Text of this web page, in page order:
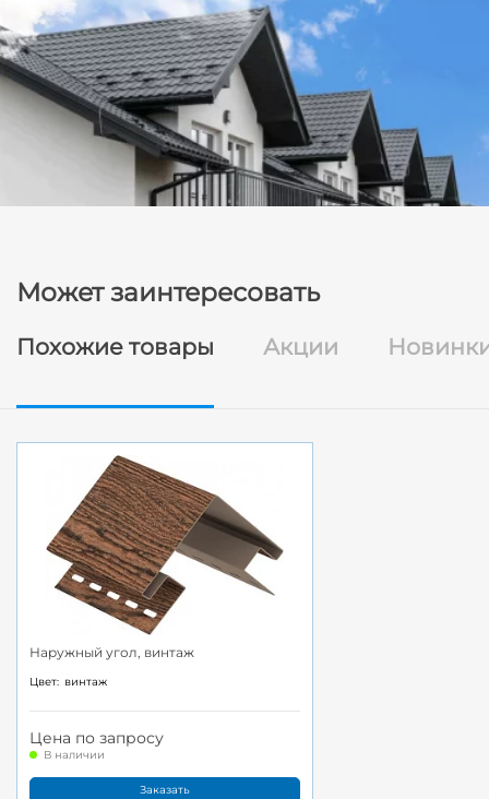
Может заинтересовать
Похожие товары Акции
Наружный угол, винтаж
Цвет: винтаж
Цена по запросу
В наличии
Заказать